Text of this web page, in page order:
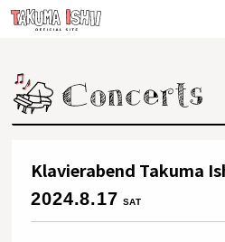
Klavierabend Takuma
2024.8.17 SAT